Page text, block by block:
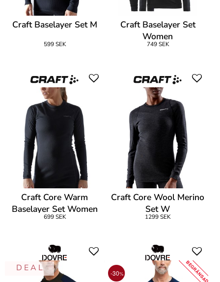
Craft Baselayer Set M
599 SEK
Craft Baselayer Set
Women
749 SEK
Craft Core Warm
Baselayer Set Women
699 SEK
Craft Core Wool Merino
Set W
1299 SEK
D E A L -30% BEGRÄNSAD